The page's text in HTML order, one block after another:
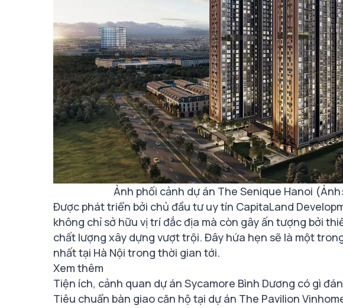
Ảnh phối cảnh dự án The Senique Hanoi
Được phát triển bởi chủ đầu tư uy tín CapitaLand
không chỉ sở hữu vị trí đắc địa mà còn gây ấn tượng bởi
chất lượng xây dựng vượt trội. Đây hứa hẹn sẽ là một
nhất tại Hà Nội trong thời gian tới.
Xem thêm
Tiện ích, cảnh quan dự án Sycamore Bình Dương có gì
Tiêu chuẩn bàn giao căn hộ tại dự án The Pavilion